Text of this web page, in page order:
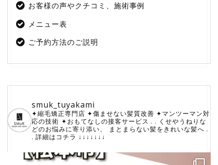
お客様の声やクチコミ、施術事例
メニュー表
ご予約方法のご説明
smuk_tuyakami
✦縮毛矯正専門店 ✦傷ませない髪質改善 ✦マンツーマン対
応の技術 ⁡✦おもてなしの接客サービス . . くせやうねりな
どのお悩みに寄り添い、
⁡まとまらない髪をきれいな髪へ .
. 詳細はコチラ ↓↓↓↓↓↓↓